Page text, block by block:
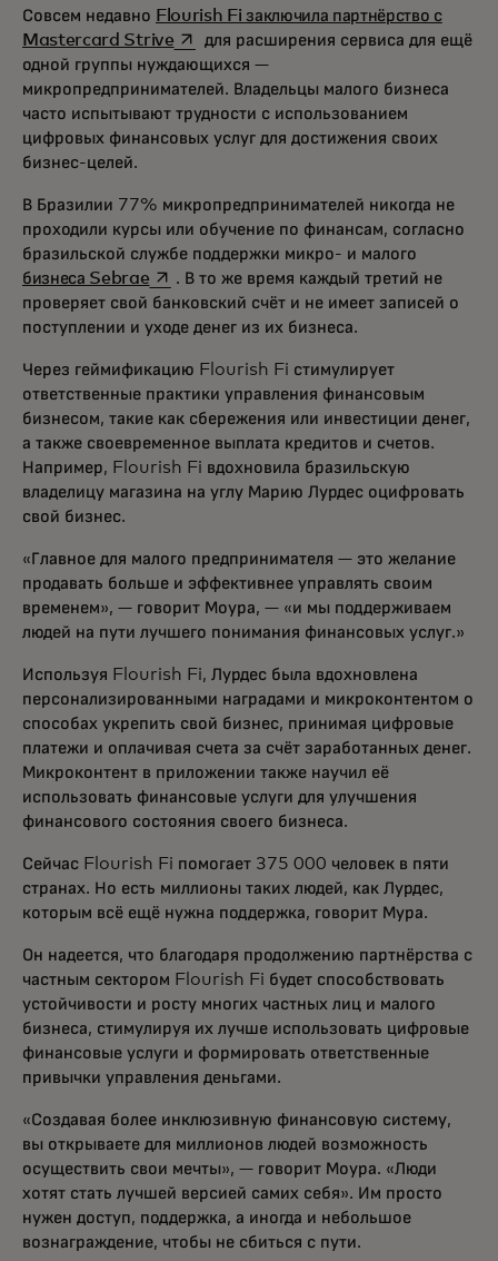
Совсем недавно Flourish Fi заключила партнёрство с
Mastercard Striveopens in a new tab
для расширения сервиса для ещё
одной группы нуждающихся —
микропредпринимателей. Владельцы малого бизнеса
часто испытывают трудности с использованием
цифровых финансовых услуг для достижения своих
бизнес-целей.
В Бразилии 77% микропредпринимателей никогда не
проходили курсы или обучение по финансам, согласно
бразильской службе поддержки микро- и малого
бизнеса Sebraeopens in a new tab
. В то же время каждый третий не
проверяет свой банковский счёт и не имеет записей о
поступлении и уходе денег из их бизнеса.
Через геймификацию Flourish Fi стимулирует
ответственные практики управления финансовым
бизнесом, такие как сбережения или инвестиции денег,
а также своевременное выплата кредитов и счетов.
Например, Flourish Fi вдохновила бразильскую
владелицу магазина на углу Марию Лурдес оцифровать
свой бизнес.
«Главное для малого предпринимателя — это желание
продавать больше и эффективнее управлять своим
временем», — говорит Моура, — «и мы поддерживаем
людей на пути лучшего понимания финансовых услуг.»
Используя Flourish Fi, Лурдес была вдохновлена
персонализированными наградами и микроконтентом о
способах укрепить свой бизнес, принимая цифровые
платежи и оплачивая счета за счёт заработанных денег.
Микроконтент в приложении также научил её
использовать финансовые услуги для улучшения
финансового состояния своего бизнеса.
Сейчас Flourish Fi помогает 375 000 человек в пяти
странах. Но есть миллионы таких людей, как Лурдес,
которым всё ещё нужна поддержка, говорит Мура.
Он надеется, что благодаря продолжению партнёрства с
частным сектором Flourish Fi будет способствовать
устойчивости и росту многих частных лиц и малого
бизнеса, стимулируя их лучше использовать цифровые
финансовые услуги и формировать ответственные
привычки управления деньгами.
«Создавая более инклюзивную финансовую систему,
вы открываете для миллионов людей возможность
осуществить свои мечты», — говорит Моура. «Люди
хотят стать лучшей версией самих себя». Им просто
нужен доступ, поддержка, а иногда и небольшое
вознаграждение, чтобы не сбиться с пути.